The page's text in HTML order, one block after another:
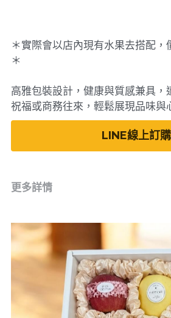
＊實際會以店內現有水果去搭配，
＊
高雅包裝設計，健康與質感兼具，
祝福或商務往來，輕鬆展現品味與
LINE線上訂購
更多詳情